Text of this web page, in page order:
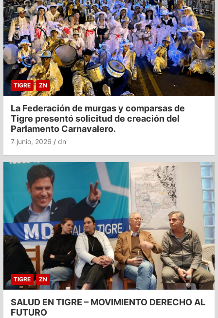
TIGRE ZN
La Federación de murgas y comparsas de
Tigre presentó solicitud de creación del
Parlamento Carnavalero.
7 junio, 2026 dn
TIGRE ZN
SALUD EN TIGRE – MOVIMIENTO DERECHO AL
FUTURO